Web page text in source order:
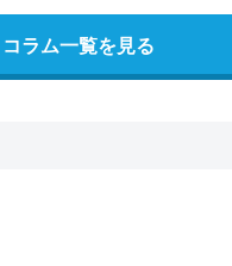
コラム一覧を見る